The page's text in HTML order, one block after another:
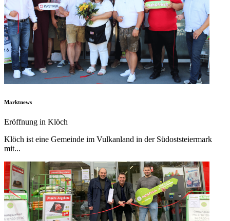
Marktnews
Eröffnung in Klöch
Klöch ist eine Gemeinde im Vulkanland in der Südoststeiermark
mit...